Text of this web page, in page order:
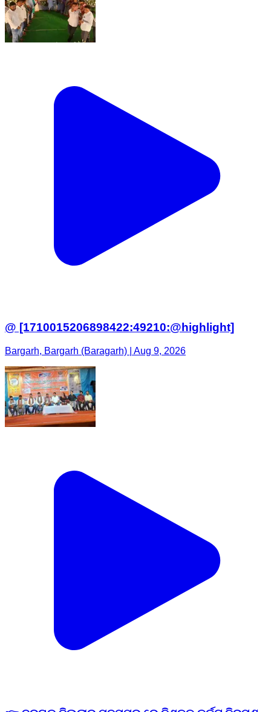
@ [1710015206898422:49210:@highlight]
Bargarh, Bargarh (Baragarh) | Aug 9, 2026